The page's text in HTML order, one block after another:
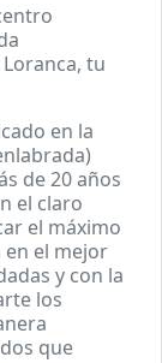
tu
en la
de 20 años
el claro
el máximo
en el mejor
y con la
los
que